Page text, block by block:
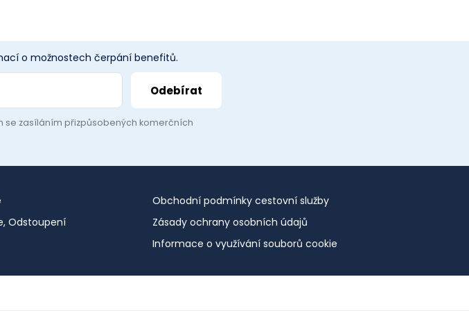
o možnostech čerpání benefitů.
se zasíláním přizpůsobených komerčních
Odstoupení
Obchodní podmínky cestovní služby
Zásady ochrany osobních údajů
Informace o využívání souborů cookie